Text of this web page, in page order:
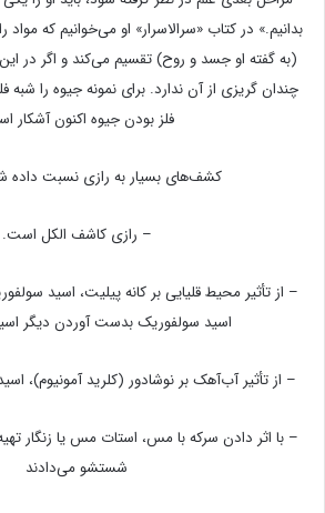
بدانیم.» در کتاب «سرالاسرار» او می‌خوانیم که مواد
(به گفته او جسد و روح) تقسیم می‌کند و اگر در این
چندان گریزی از آن ندارد. برای نمونه جیوه را
فلز بودن جیوه اکنون آشکار
کشف‌های بسیار به رازی نسبت داده
– رازی کاشف الکل است.
– از تأثیر محیط قلیایی بر کانه پیلیت، اسید
اسید سولفوریک بدست آوردن دیگر
– از تأثیر آب‌آهک بر نوشادور (کلرید آمونیوم)،
– با اثر دادن سرکه با مس، استات مس یا زنگار
شستشو می‌دادند